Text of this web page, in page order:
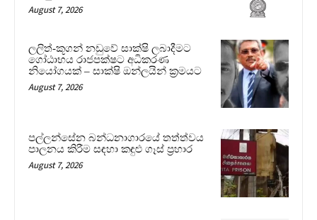
August 7, 2026
ලලිත්-කූගන් නඩුවේ සාක්ෂි ලබාදීමට
ගෝඨාභය රාජපක්ෂට අධිකරණ
නියෝගයක් – සාක්ෂි ඔන්ලයින් ක්‍රමයට
August 7, 2026
පල්ලන්සේන බන්ධනාගාරයේ තත්ත්වය
පාලනය කිරීම සඳහා කඳුළු ගෑස් ප්‍රහාර
August 7, 2026